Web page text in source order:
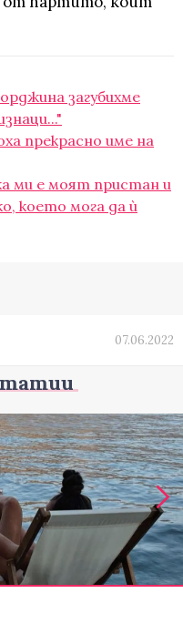
загубихме
прекрасно име на
ми е моят пристан и
което мога да ѝ
07.06.2022